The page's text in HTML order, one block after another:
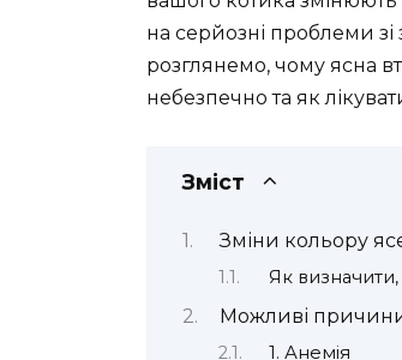
на серйозні проблеми
розглянемо, чому ясна
небезпечно та як
Зміст
Зміни кольору
Як
Можливі
1. Анемія